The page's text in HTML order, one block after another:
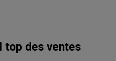
top des ventes